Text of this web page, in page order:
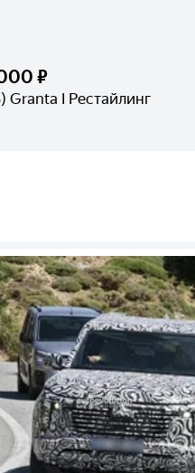
₽
Granta I Рестайлинг